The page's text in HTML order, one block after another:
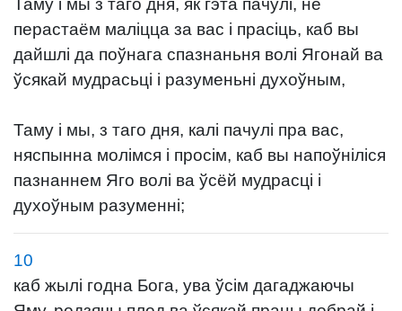
Таму і мы з таго дня, як гэта пачулі, не
перастаём маліцца за вас і прасіць, каб вы
дайшлі да поўнага спазнаньня волі Ягонай ва
ўсякай мудрасьці і разуменьні духоўным,
Таму і мы, з таго дня, калі пачулі пра вас,
няспынна молімся і просім, каб вы напоўніліся
пазнаннем Яго волі ва ўсёй мудрасці і
духоўным разуменні;
10
каб жылі годна Бога, ува ўсім дагаджаючы